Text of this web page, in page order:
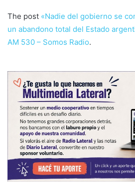
The post «Nadie del gobierno se
un abandono total del Estado
AM 530 – Somos Radio.